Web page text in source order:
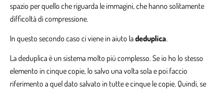
spazio per quello che riguarda le immagini, che hanno solitamente
difficoltà di compressione.
In questo secondo caso ci viene in aiuto la deduplica.
La deduplica è un sistema molto più complesso. Se io ho lo stesso
elemento in cinque copie, lo salvo una volta sola e poi faccio
riferimento a quel dato salvato in tutte e cinque le copie. Quindi, se